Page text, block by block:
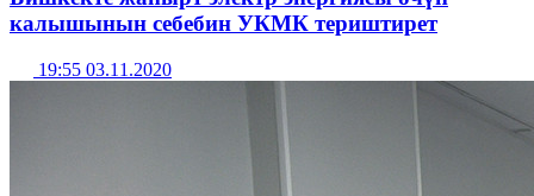
калышынын себебин УКМК териштирет
19:55 03.11.2020